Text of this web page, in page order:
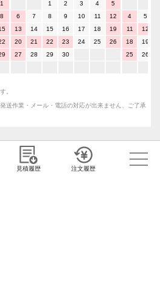
見積履歴 注文履歴
1
8
1
2 3 4
5
6
7 8 9 10 11
12
13
14 15 16 17 18
19
20
21 22 23 24 25
26
27
28 29 30
4 5
11
12
18
19
25
26
。
送作業・メール・電話の対応が出来ません、ご了承
対応する
ター